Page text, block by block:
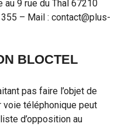
au 9 rue du Thal 67210
– Mail : contact@plus-
BLOCTEL
pas faire l’objet de
téléphonique peut
d’opposition au